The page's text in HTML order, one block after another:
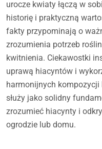
urocze kwiaty łączą w
historię i praktyczną
fakty przypominają o
zrozumienia potrzeb
kwitnienia. Ciekawostki
uprawą hiacyntów i
harmonijnych
służy jako solidny
zrozumieć hiacynty i
ogrodzie lub domu.